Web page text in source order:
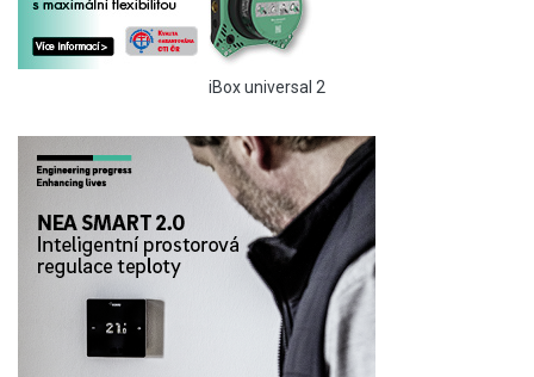
iBox universal 2